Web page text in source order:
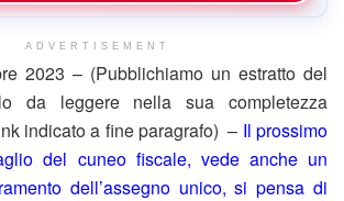
ADVERTISEMENT
2023 – (Pubblichiamo un estratto del
da leggere nella sua completezza
indicato a fine paragrafo) – Il prossimo
del cuneo fiscale, vede anche un
dell’assegno unico, si pensa di